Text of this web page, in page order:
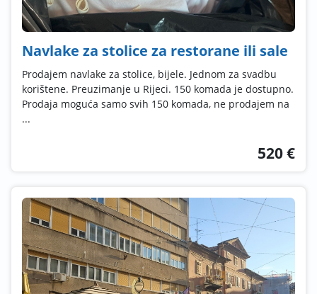
Navlake za stolice za restorane ili sale
Prodajem navlake za stolice, bijele. Jednom za svadbu
korištene. Preuzimanje u Rijeci. 150 komada je dostupno.
Prodaja moguća samo svih 150 komada, ne prodajem na
...
520 €